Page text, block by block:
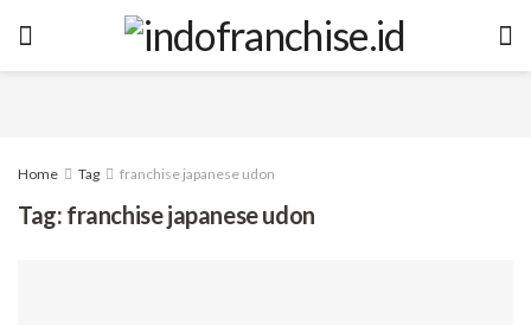
Home Tag franchise japanese udon
Tag: franchise japanese udon